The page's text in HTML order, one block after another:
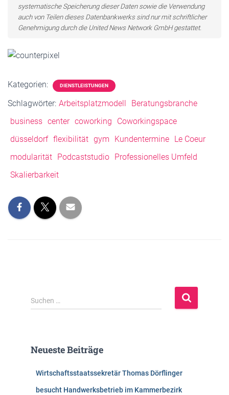
systematische Speicherung dieser Daten sowie die Verwendung
auch von Teilen dieses Datenbankwerks sind nur mit schriftlicher
Genehmigung durch die United News Network GmbH gestattet.
Kategorien: DIENSTLEISTUNGEN
Schlagwörter: Arbeitsplatzmodell
Beratungsbranche
business center coworking
Coworkingspace
düsseldorf flexibilität gym Kundentermine
Le Coeur
modularität
Podcaststudio
Professionelles Umfeld
Skalierbarkeit
S
u
n
Suchen …
Neueste Beiträge
Wirtschaftsstaatssekretär Thomas Dörflinger
besucht Handwerksbetrieb im Kammerbezirk